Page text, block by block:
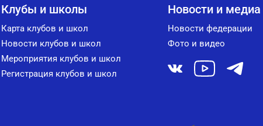
Клубы и школы
Карта клубов и школ
Новости клубов и школ
Мероприятия клубов и школ
Регистрация клубов и школ
Новости и медиа
Новости федерации
Фото и видео